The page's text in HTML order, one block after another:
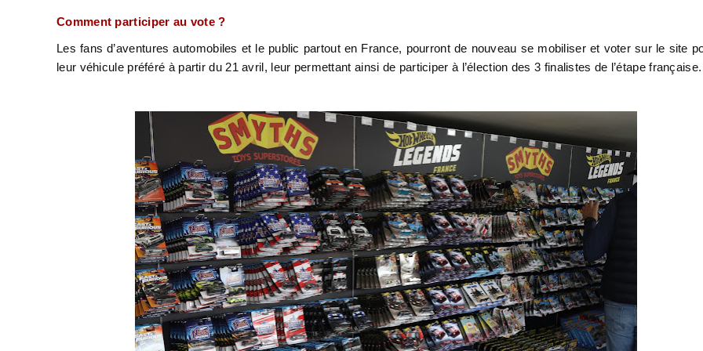
Comment participer au vote ?
Les fans d’aventures automobiles et le public partout en France, pourront de nouveau se mobiliser et voter sur le site
leur véhicule préféré à partir du 21 avril, leur permettant ainsi de participer à l’élection des 3 finalistes de l’étape française.